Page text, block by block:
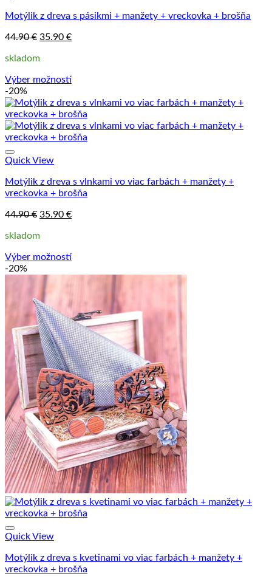
si
vybrať
stránke
produktu.
Motýlik z dreva s pásikmi + manžety + vreckovka + brošňa
44.90€ Pôvodná
bola:
35.90 €Aktuálna
skladom
Výber možností
Tento
produkt
má
viacero
variantov.
Možnosti
si
vybrať
na
produktu.
-20%
Quick View
Motýlik z dreva s vlnkami vo viac farbách + manžety +
vreckovka + brošňa
44.90€ Pôvodná
bola:
35.90 €Aktuálna
skladom
Výber možností
Tento
viacero
variantov.
Možnosti
môžete
vybrať
stránke
produktu.
-20%
Quick View
Motýlik z dreva s kvetinami vo viac farbách + manžety +
vreckovka + brošňa